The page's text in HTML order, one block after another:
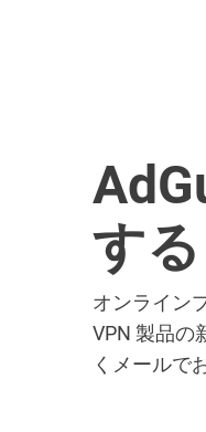
する
オンライン
VPN 製品の
くメールで